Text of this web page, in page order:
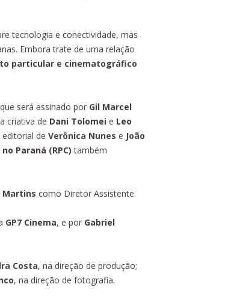
tecnologia e conectividade, mas
Embora trate de uma relação
particular e cinematográfico
será assinado por Gil Marcel
criativa de Dani Tolomei e Leo
de Verônica Nunes e João
Paraná (RPC) também
Martins como Diretor Assistente.
GP7 Cinema, e por Gabriel
Costa, na direção de produção;
, na direção de fotografia.